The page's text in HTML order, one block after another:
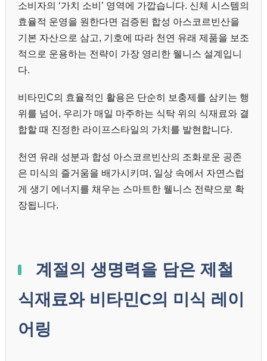
소비자의 ‘가치 소비’ 영역에 가깝습니다. 신체 시스템의
효율적 운영을 원한다면 검증된 합성 아스코르빈산을
기본 자산으로 삼고, 기호에 따라 천연 유래 제품을 보조
적으로 운용하는 전략이 가장 영리한 웰니스 설계입니
다.
비타민C의 효율적인 활용은 단순히 보충제를 삼키는 행
위를 넘어, 우리가 매일 마주하는 식탁 위의 식재료와 결
합할 때 진정한 라이프스타일의 가치를 발현합니다.
천연 유래 성분과 합성 아스코르빈산의 조화로운 공존
은 미식의 즐거움을 배가시키며, 일상 속에서 자연스럽
게 생기 에너지를 채우는 스마트한 웰니스 전략으로 확
장됩니다.
계절의 생명력을 담은 제철
식재료와 비타민C의 미식 레이
어링